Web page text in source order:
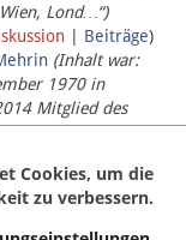
Lond…“)
Beiträge)
(Inhalt war:
1970 in
Mitglied des
2014 ist sie für
Cookies, um die
zu verbessern.